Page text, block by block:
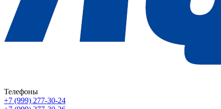
Телефоны
+7 (999) 277-30-24